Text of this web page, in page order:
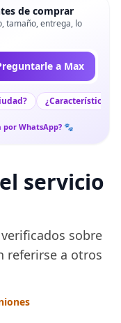
de comprar
tamaño, entrega, lo
a Max
¿Características
WhatsApp? 🐾
servicio
sobre
referirse a otros